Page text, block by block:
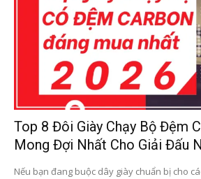
Top 8 Đôi Giày Chạy Bộ Đệm
Mong Đợi Nhất Cho Giải Đấu
Nếu bạn đang buộc dây giày chuẩn bị cho